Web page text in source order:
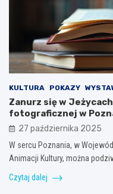
KULTURA POKAZY
Zanurz się w
fotograficznej w
27 października 2025
W sercu Poznania, w
Animacji Kultury, można
Czytaj dalej